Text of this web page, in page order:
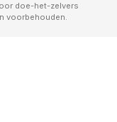
doe-het-zelvers
voorbehouden.